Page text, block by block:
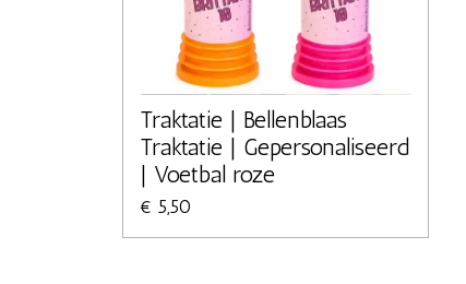
Traktatie | Bellenblaas
Traktatie | Gepersonaliseerd
| Voetbal roze
€ 5,50